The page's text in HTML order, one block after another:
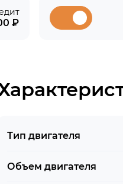
₽
Тип двигателя
Объем двигателя